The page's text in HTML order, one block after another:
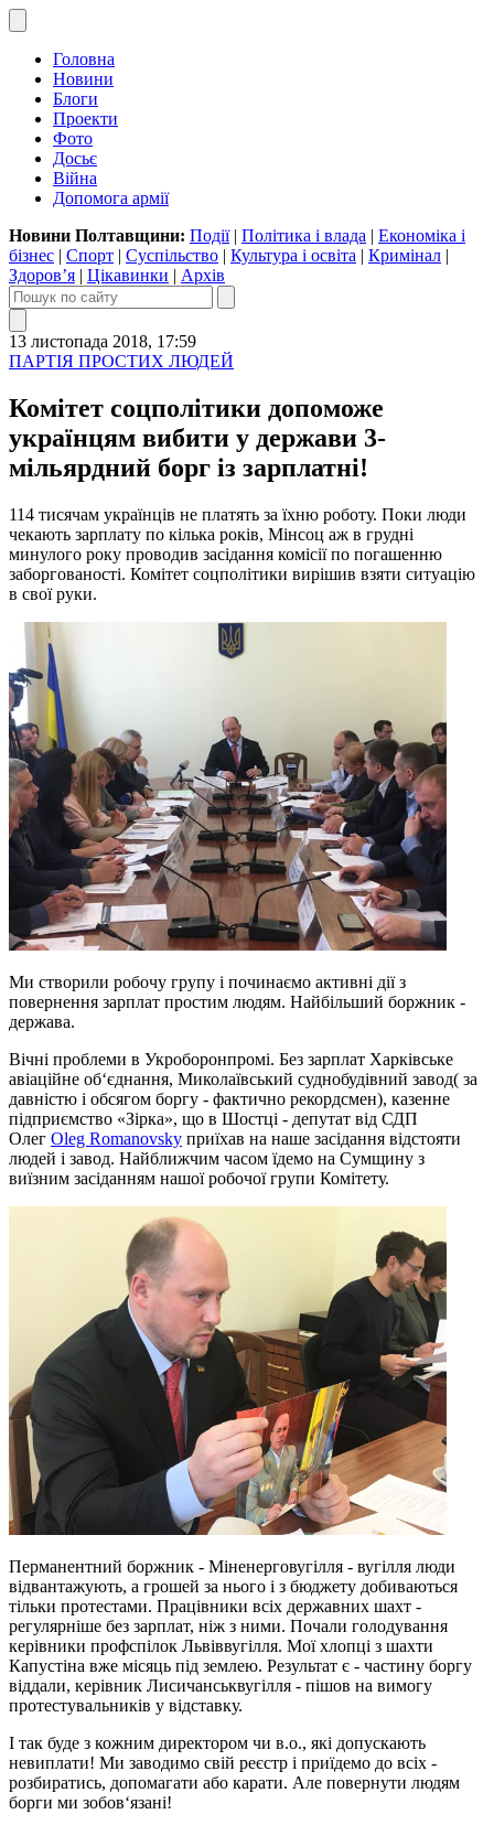
Головна
Новини
Блоги
Проекти
Фото
Досьє
Війна
Допомога армії
Новини Полтавщини: Події| Політика і влада | Економіка і
бізнес | Спорт | Суспільство | Культура і освіта | Кримінал |
Здоров’я | Цікавинки | Архів
13 листопада 2018, 17:59
ПАРТІЯ ПРОСТИХ ЛЮДЕЙ
Комітет соцполітики допоможе
українцям вибити у держави 3-
мільярдний борг із зарплатні!
114 тисячам українців не платять за їхню роботу. Поки люди
чекають зарплату по кілька років, Мінсоц аж в грудні
минулого року проводив засідання комісії по погашенню
заборгованості. Комітет соцполітики вирішив взяти ситуацію
в свої руки.
Ми створили робочу групу і починаємо активні дії з
повернення зарплат простим людям. Найбільший боржник -
держава.
Вічні проблеми в Укроборонпромі. Без зарплат Харківське
авіаційне об‘єднання, Миколаївський суднобудівний завод( за
давністю і обсягом боргу - фактично рекордсмен), казенне
підприємство «Зірка», що в Шостці - депутат від СДП
Олег Oleg Romanovsky приїхав на наше засідання відстояти
людей і завод. Найближчим часом їдемо на Сумщину з
виїзним засіданням нашої робочої групи Комітету.
Перманентний боржник - Міненерговугілля - вугілля люди
відвантажують, а грошей за нього і з бюджету добиваються
тільки протестами. Працівники всіх державних шахт -
регулярніше без зарплат, ніж з ними. Почали голодування
керівники профспілок Львіввугілля. Мої хлопці з шахти
Капустіна вже місяць під землею. Результат є - частину боргу
віддали, керівник Лисичанськвугілля - пішов на вимогу
протестувальників у відставку.
І так буде з кожним директором чи в.о., які допускають
невиплати! Ми заводимо свій реєстр і приїдемо до всіх -
розбиратись, допомагати або карати. Але повернути людям
борги ми зобов‘язані!